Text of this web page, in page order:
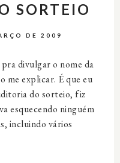
SORTEIO
DE 2009
divulgar o nome da
me explicar. É que eu
do sorteio, fiz
esquecendo ninguém
incluindo vários